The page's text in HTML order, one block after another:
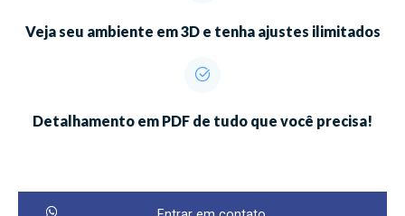
Veja seu ambiente em 3D e tenha ajustes ilimitados
Detalhamento em PDF de tudo que você precisa!